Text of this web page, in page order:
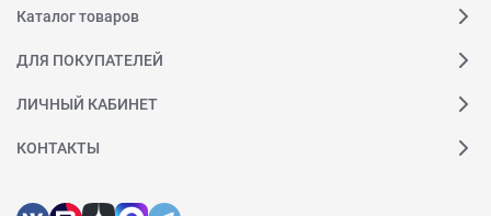
Каталог товаров
ДЛЯ ПОКУПАТЕЛЕЙ
ЛИЧНЫЙ КАБИНЕТ
КОНТАКТЫ